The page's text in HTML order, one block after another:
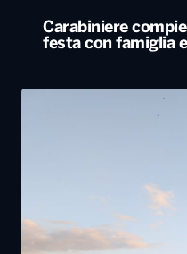
Carabiniere
festa con famiglia